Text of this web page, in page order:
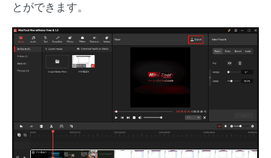
とができます。